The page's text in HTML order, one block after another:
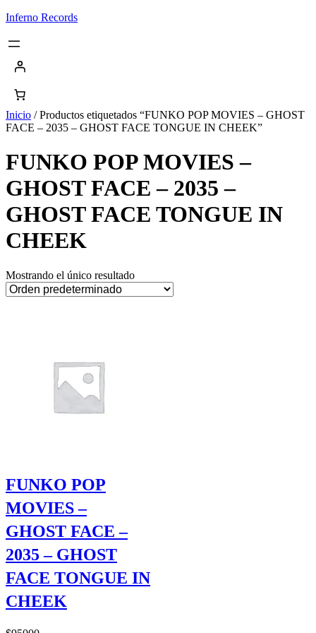
Saltar
contenido
Inferno Records
Inicio / Productos etiquetados “FUNKO POP MOVIES – GHOST
FACE – 2035 – GHOST FACE TONGUE IN CHEEK”
FUNKO POP MOVIES –
GHOST FACE – 2035 –
GHOST FACE TONGUE IN
CHEEK
Mostrando el único resultado
FUNKO POP
MOVIES –
GHOST FACE –
2035 – GHOST
FACE TONGUE IN
CHEEK